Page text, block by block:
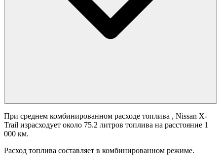
При среднем комбинированном расходе топлива , Nissan X-
Trail израсходует около 75.2 литров топлива на расстояние 1
000 км.
Расход топлива составляет в комбинированном режиме.